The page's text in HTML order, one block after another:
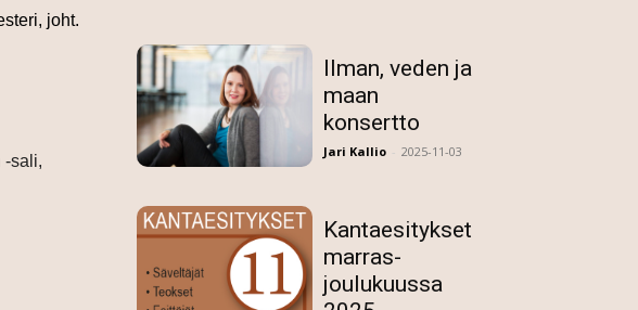
joht.
-sali,
Ilman, veden ja
maan
konsertto
Jari Kallio - 2025-11-03
Kantaesitykset
marras-
joulukuussa